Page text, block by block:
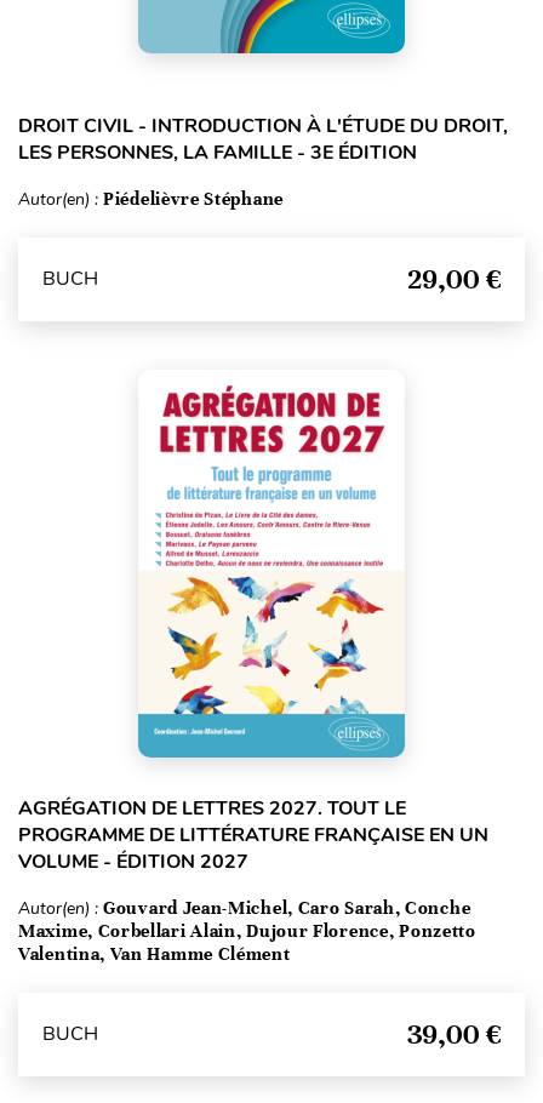
DROIT CIVIL - INTRODUCTION À L'ÉTUDE DU DROIT,
LES PERSONNES, LA FAMILLE - 3E ÉDITION
Autor(en) : Piédelièvre Stéphane
BUCH 29,00 €
AGRÉGATION DE LETTRES 2027. TOUT LE
PROGRAMME DE LITTÉRATURE FRANÇAISE EN UN
VOLUME - ÉDITION 2027
Autor(en) : Gouvard Jean-Michel, Caro Sarah, Conche
Maxime, Corbellari Alain, Dujour Florence, Ponzetto
Valentina, Van Hamme Clément
BUCH 39,00 €